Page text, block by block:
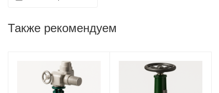
Также рекомендуем